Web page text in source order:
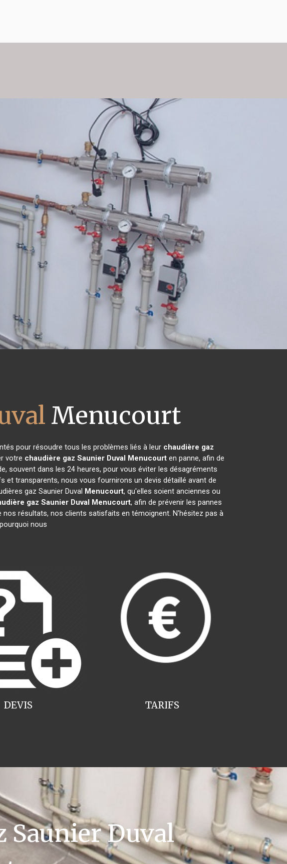
Menucourt
pour résoudre tous les problèmes liés à leur chaudière gaz
votre chaudière gaz Saunier Duval Menucourten panne, afin de
souvent dans les 24 heures, pour vous éviter les désagréments
et transparents, nous vous fournirons un devis détaillé avant de
gaz Saunier Duval Menucourt, qu'elles soient anciennes ou
gaz Saunier Duval Menucourt, afin de prévenir les pannes
résultats, nos clients satisfaits en témoignent. N'hésitez pas à
nous
TARIFS
DEVIS
Saunier Duval